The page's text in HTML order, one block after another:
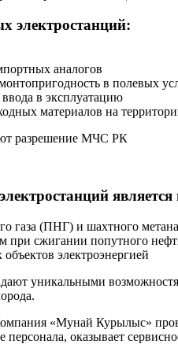
электростанций:
аналогов
в полевых
в эксплуатацию
материалов на
разрешение МЧС РК
газа (ПНГ) и шахтного метана
при сжигании попутного
электроэнергией
уникальными
«Мунай Курылыс»
оказывает